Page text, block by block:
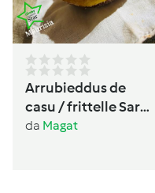
Arrubieddus de
casu / frittelle Sarde
al formaggio di
da Magat